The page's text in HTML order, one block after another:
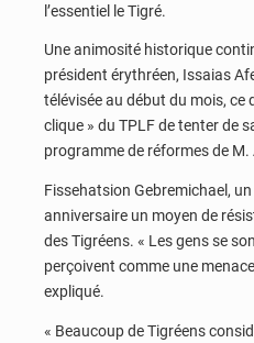
l’essentiel le Tigré.
Une animosité historique
président érythréen, Issaias
télévisée au début du mois, ce
clique » du TPLF de tenter de
programme de réformes de M.
Fissehatsion Gebremichael,
anniversaire un moyen de
des Tigréens. « Les gens se
perçoivent comme une
expliqué.
« Beaucoup de Tigréens